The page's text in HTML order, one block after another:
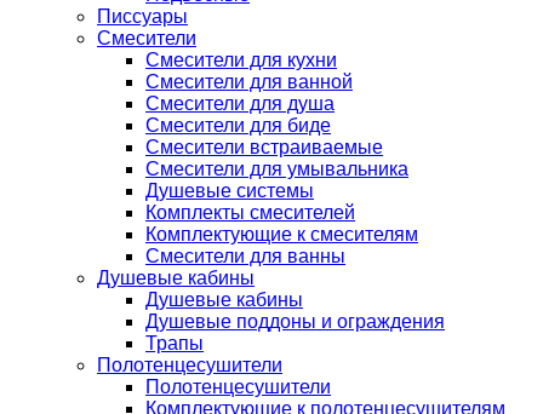
Писсуары
Смесители
Смесители для кухни
Смесители для ванной
Смесители для душа
Смесители для биде
Смесители встраиваемые
Смесители для умывальника
Душевые системы
Комплекты смесителей
Комплектующие к смесителям
Смесители для ванны
Душевые кабины
Душевые кабины
Душевые поддоны и ограждения
Трапы
Полотенцесушители
Полотенцесушители
Комплектующие к полотенцесушителям